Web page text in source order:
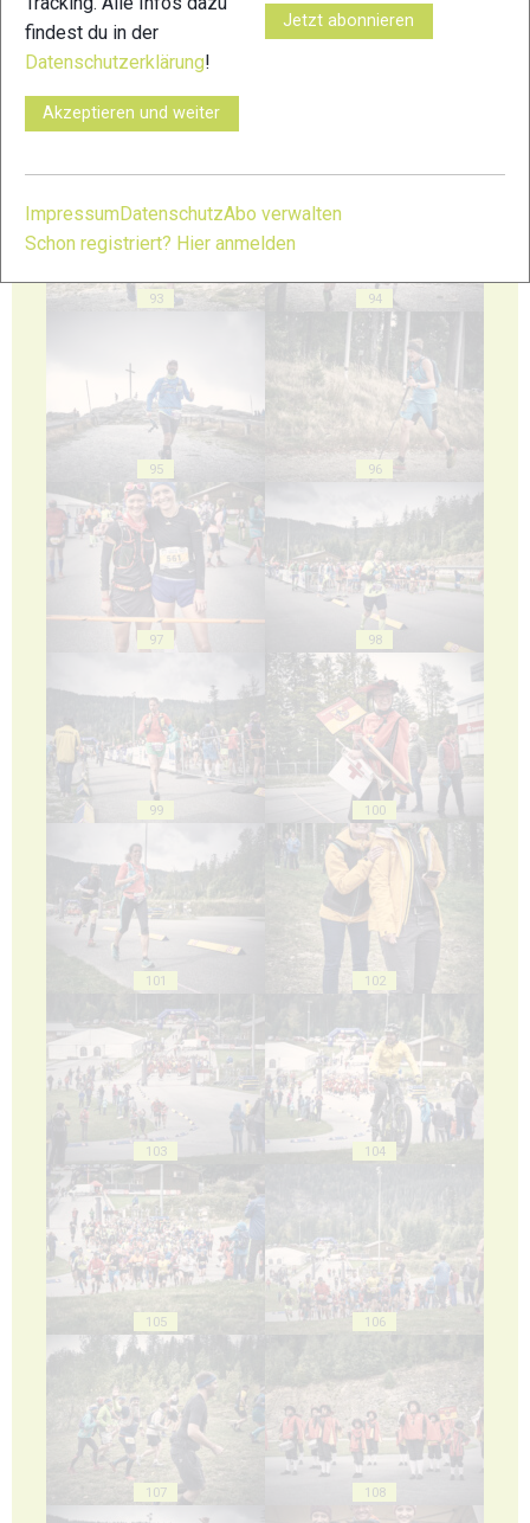
91
93 94
95 96
97 98
99 100
101 102
103 104
105 106
107 108
findest du in der
Datenschutzerklärung!
Akzeptieren und weiter
Jetzt abonnieren
Impressum DatenschutzAbo verwalten
Schon registriert? Hier anmelden